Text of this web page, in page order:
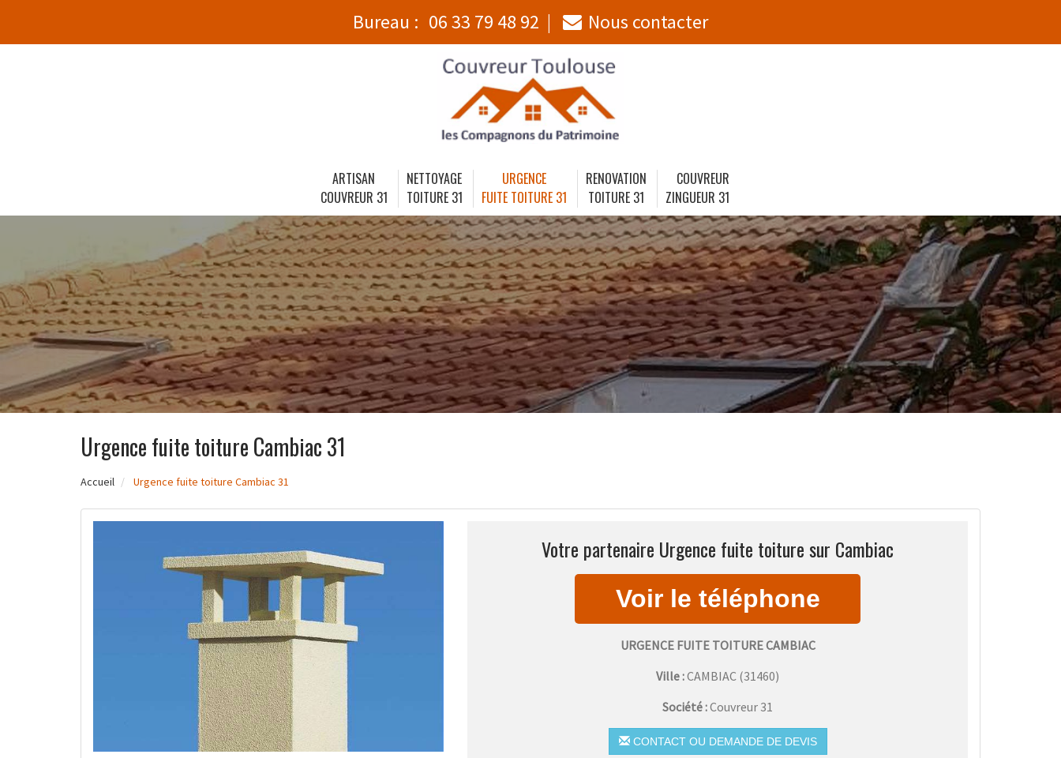
Bureau : 06 33 79 48 92 Nous contacter
ARTISAN
COUVREUR 31
NETTOYAGE
TOITURE 31
URGENCE
FUITE TOITURE 31
RENOVATION
TOITURE 31
COUVREUR
ZINGUEUR 31
Urgence fuite toiture Cambiac 31
Accueil Urgence fuite toiture Cambiac 31
Votre partenaire Urgence fuite toiture sur Cambiac
URGENCE FUITE TOITURE CAMBIAC
Ville :CAMBIAC (31460)
Société :Couvreur 31
CONTACT OU DEMANDE DE DEVIS